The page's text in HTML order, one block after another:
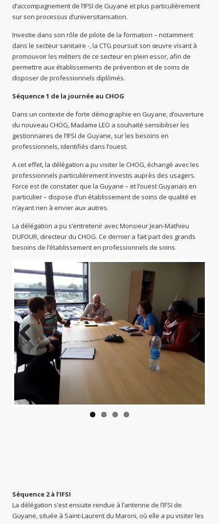
d’accompagnement de l’IFSI de Guyane et plus particulièrement
sur son processus d’universitarisation.
Investie dans son rôle de pilote de la formation – notamment
dans le secteur sanitaire -, la CTG poursuit son œuvre visant à
promouvoir les métiers de ce secteur en plein essor, afin de
permettre aux établissements de prévention et de soins de
disposer de professionnels diplômés.
Séquence 1 de la journée au CHOG
Dans un contexte de forte démographie en Guyane, d’ouverture
du nouveau CHOG, Madame LEO a souhaité sensibiliser les
gestionnaires de l’IFSI de Guyane, sur les besoins en
professionnels, identifiés dans l’ouest.
A cet effet, la délégation a pu visiter le CHOG, échangé avec les
professionnels particulièrement investis auprès des usagers.
Force est de constater que la Guyane – et l’ouest Guyanais en
particulier – dispose d’un établissement de soins de qualité et
n’ayant rien à envier aux autres.
La délégation a pu s’entretenir avec Monsieur Jean-Mathieu
DUFOUR, directeur du CHOG. Ce dernier a fait part des grands
besoins de l’établissement en professionnels de soins.
Previo
Séquence 2 à l’IFSI
La délégation s’est ensuite rendue à l’antenne de l’IFSI de
Guyane, située à Saint-Laurent du Maroni, où elle a pu visiter les